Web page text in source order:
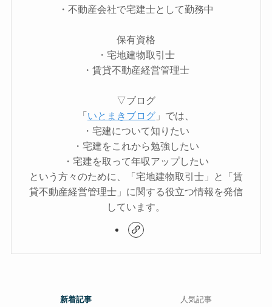
・不動産会社で宅建士として勤務中
保有資格
・宅地建物取引士
・賃貸不動産経営管理士
▽ブログ
「いとまきブログ 」では、
・宅建について知りたい
・宅建をこれから勉強したい
・宅建を取って年収アップしたい
という方々のために、「宅地建物取引士」と「賃
貸不動産経営管理士」に関する役立つ情報を発信
しています。
新着記事 人気記事